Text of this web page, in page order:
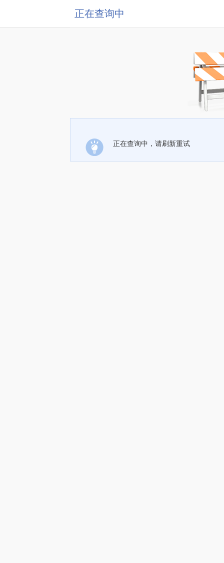
正在查询中
正在查询中，请刷新重试